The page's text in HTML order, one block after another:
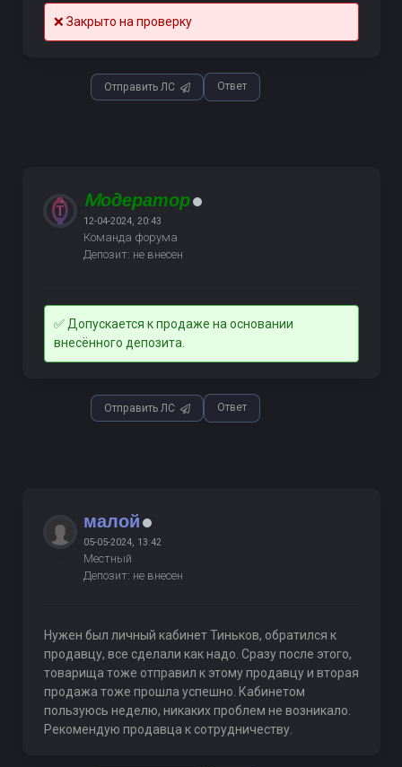
❌ Закрыто на проверку
Отправить ЛС Ответ
Mодератор
12-04-2024, 20:43
Команда форума
Депозит: не внесен
✅ Допускается к продаже на основании
внесённого депозита.
Отправить ЛС Ответ
малой
05-05-2024, 13:42
Местный
Депозит: не внесен
Нужен был личный кабинет Тиньков, обратился к
продавцу, все сделали как надо. Сразу после этого,
товарища тоже отправил к этому продавцу и вторая
продажа тоже прошла успешно. Кабинетом
пользуюсь неделю, никаких проблем не возникало.
Рекомендую продавца к сотрудничеству.